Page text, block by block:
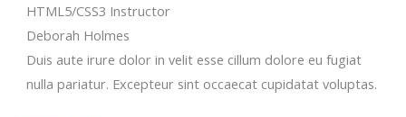
HTML5/CSS3 Instructor
Deborah Holmes
Duis aute irure dolor in velit esse cillum dolore eu fugiat
nulla pariatur. Excepteur sint occaecat cupidatat voluptas.